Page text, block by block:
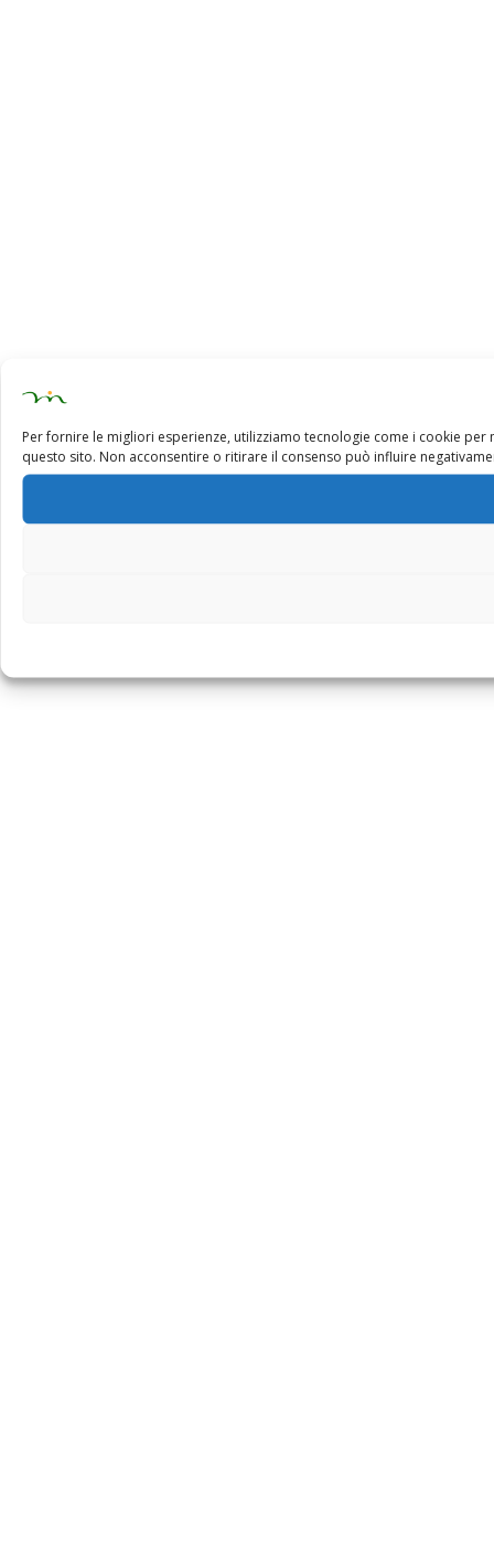
Per fornire le migliori esperienze, utilizziamo tecnologie come i cookie
questo sito. Non acconsentire o ritirare il consenso può influire